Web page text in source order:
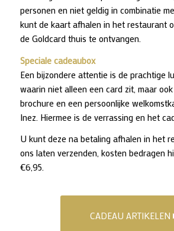
personen en niet geldig in combinatie
kunt de kaart afhalen in het restaurant
de Goldcard thuis te ontvangen.
Speciale cadeaubox
Een bijzondere attentie is de prachtige
waarin niet alleen een card zit, maar
brochure en een persoonlijke
Inez. Hiermee is de verrassing en het
U kunt deze na betaling afhalen in het
ons laten verzenden, kosten bedragen
€6,95.
CADEAU ARTIKELEN